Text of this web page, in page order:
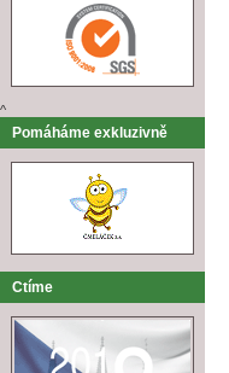
^
Pomáháme exkluzivně
Ctíme